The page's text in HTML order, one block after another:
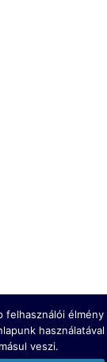
felhasználói
használatával
veszi.